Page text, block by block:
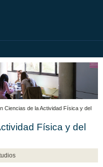
Ciencias de la Actividad Física y del
Física y del